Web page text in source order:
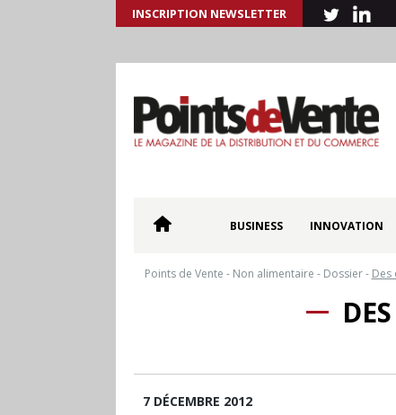
INSCRIPTION NEWSLETTER
BUSINESS INNOVATION
Points de Vente - Non alimentaire - Dossier- Des
7 DÉCEMBRE 2012